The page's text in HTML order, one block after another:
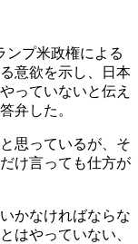
ンプ米政権による
意欲を示し、日本
っていないと伝え
弁した。
思っているが、そ
け言っても仕方が
かなければならな
はやっていない、